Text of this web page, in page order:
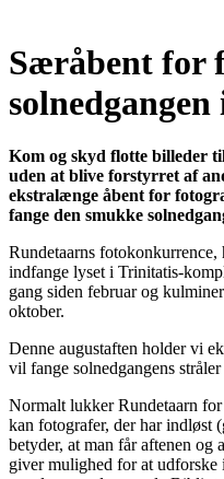
Særåbent for
Kom og skyd flotte billeder
uden at blive forstyrret af
ekstralænge åbent for
fange den smukke
Rundetaarns
indfange lyset i Trinitatis-
gang siden februar og
oktober.
Denne augustaften holder vi
vil fange solnedgangens
Normalt lukker Rundetaarn
kan fotografer, der har indløst
betyder, at man får aftenen og
giver mulighed for at udforske